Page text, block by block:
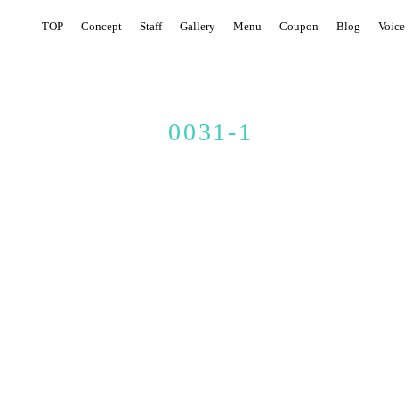
TOP Concept Staff Gallery Menu Coupon Blog Voice
0031-1